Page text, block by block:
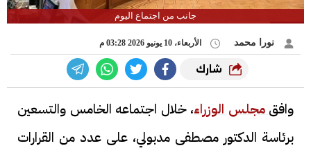
جانب من اجتماع اليوم
نورا محمد الأربعاء، 10 يونيو 2026 03:28 م
شارك
وافق مجلس الوزراء، خلال اجتماعه الخامس والتسعين
برئاسة الدكتور مصطفى مدبولي، على عدد من القرارات